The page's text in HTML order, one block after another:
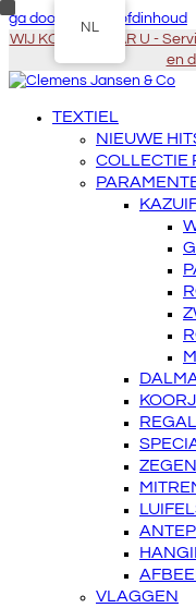
ga door naar Hoofdinhoud
WIJ KOMEN NAAR U -
en
TEXTIEL
NIEUWE
COLLECTIE
VLAGGEN
NL